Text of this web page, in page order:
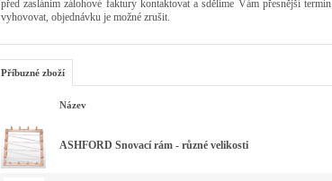
před zasláním zálohové faktury kontaktovat a sdělíme Vám přesnější
vyhovovat, objednávku je možné zrušit.
Příbuzné zboží
Název
ASHFORD Snovací rám - různé velikosti